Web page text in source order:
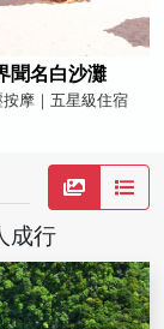
聞名白沙灘
摩｜五星級住宿
成行